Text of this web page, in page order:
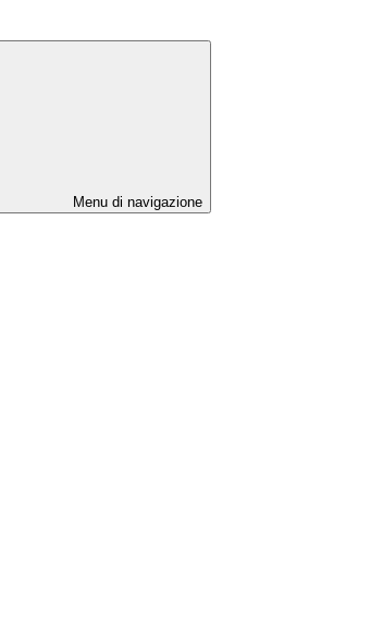
Menu di navigazione